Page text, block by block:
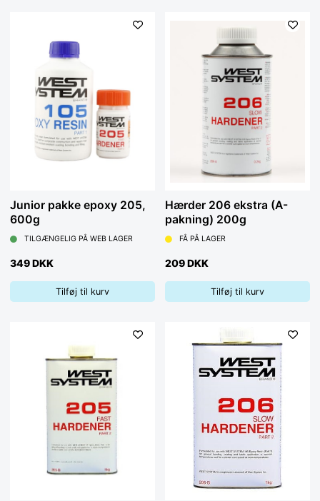
Junior pakke epoxy 205,
600g
TILGÆNGELIG PÅ WEB LAGER
349 DKK
Tilføj til kurv
Hærder 206 ekstra (A-
pakning) 200g
FÅ PÅ LAGER
209 DKK
Tilføj til kurv